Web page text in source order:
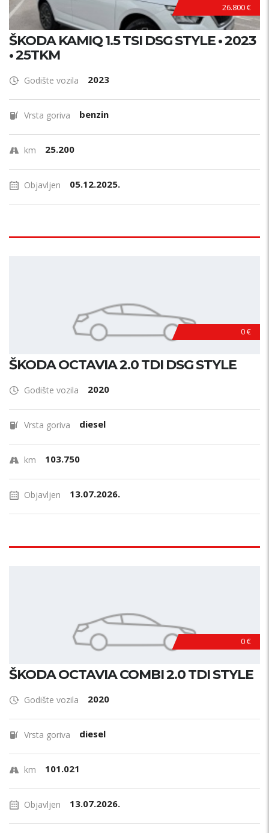
26.800 €
ŠKODA KAMIQ 1.5 TSI DSG STYLE • 2023
• 25TKM
Godište vozila 2023
Vrsta goriva benzin
km 25.200
Objavljen 05.12.2025.
0 €
ŠKODA OCTAVIA 2.0 TDI DSG STYLE
Godište vozila 2020
Vrsta goriva diesel
km 103.750
Objavljen 13.07.2026.
0 €
ŠKODA OCTAVIA COMBI 2.0 TDI STYLE
Godište vozila 2020
Vrsta goriva diesel
km 101.021
Objavljen 13.07.2026.